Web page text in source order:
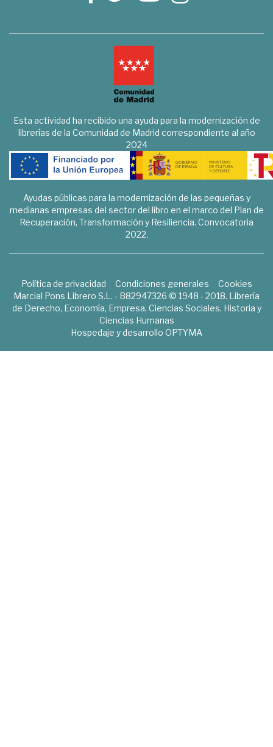
Esta actividad ha recibido una ayuda para la modernización de
librerías de la Comunidad de Madrid correspondiente al año
2024
Ayudas públicas para la modernización de las pequeñas y
medianas empresas del sector del libro en el marco del Plan de
Recuperación, Transformación y Resiliencia. Convocatoria
2022.
Política de privacidad Condiciones generales
Cookies
Marcial Pons Librero S.L. - B82947326 © 1948 - 2018. Librería
de Derecho, Economía, Empresa, Ciencias Sociales, Historia y
Ciencias Humanas
Hospedaje y desarrollo OPTYMA